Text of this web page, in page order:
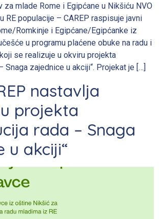
za mlade Rome i Egipćane u Nikšiću NVO
RE populacije – CAREP raspisuje javni
Romkinje i Egipćane/Egipćanke iz
u programu plaćene obuke na radu i
se realizuje u okviru projekta
Snaga zajednice u akciji“. Projekat je […]
nastavlja
projekta
rada – Snaga
u akciji“